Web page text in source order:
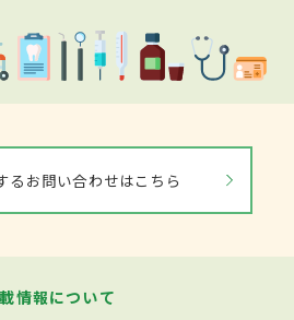
るお問い合わせはこちら
情報について